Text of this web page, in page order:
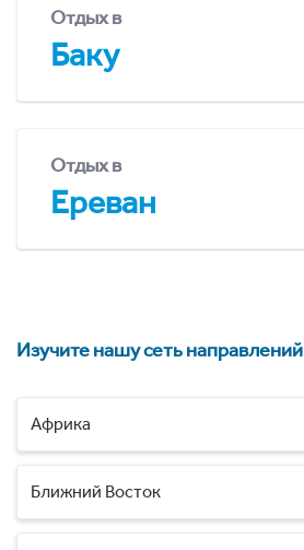
Отдых в
Баку
Отдых в
Ереван
Изучите нашу сеть направлений
Африка
Ближний Восток